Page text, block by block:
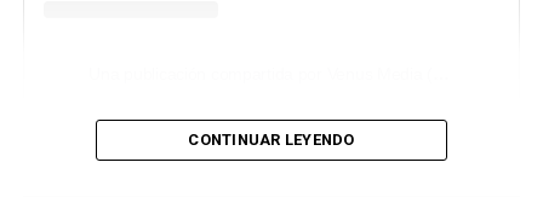
CONTINUAR LEYENDO